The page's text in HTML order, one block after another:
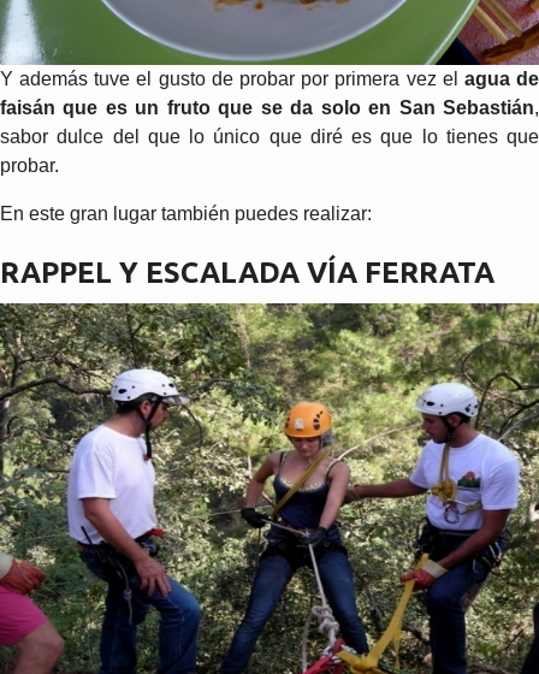
Y además tuve el gusto de probar por primera vez el agua de
faisán que es un fruto que se da solo en San Sebastián,
sabor dulce del que lo único que diré es que lo tienes que
probar.
En este gran lugar también puedes realizar:
RAPPEL Y ESCALADA VÍA FERRATA